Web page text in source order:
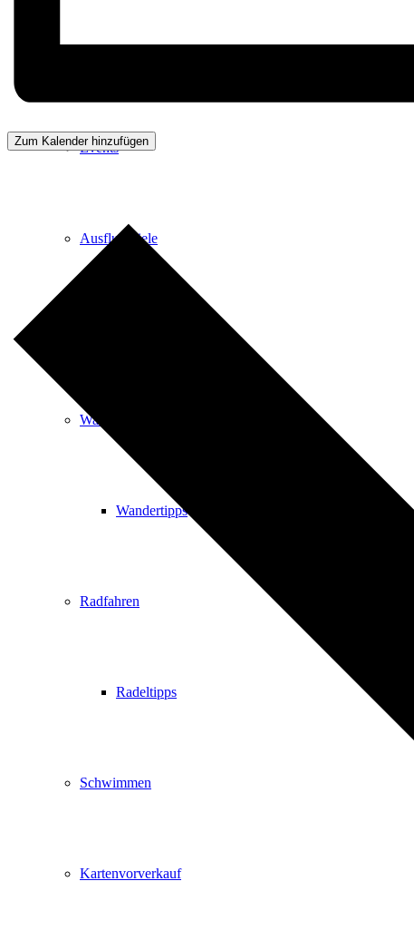
Events
Ausflugsziele
Wandern
Wandertipps
Radfahren
Radeltipps
Schwimmen
Kartenvorverkauf
Zum Kalender hinzufügen